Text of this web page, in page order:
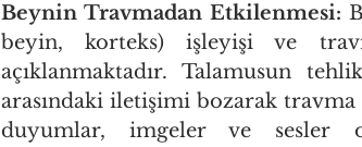
Beynin Travmadan Etkilenmesi:
beyin, korteks) işleyişi ve
açıklanmaktadır. Talamusun
arasındaki iletişimi bozarak
duyumlar, imgeler ve sesler